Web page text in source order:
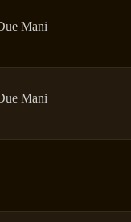
Mani
Mani